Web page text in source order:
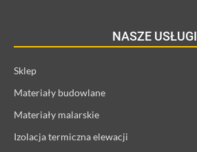
NASZE USŁUGI
Sklep
Materiały budowlane
Materiały malarskie
Izolacja termiczna elewacji